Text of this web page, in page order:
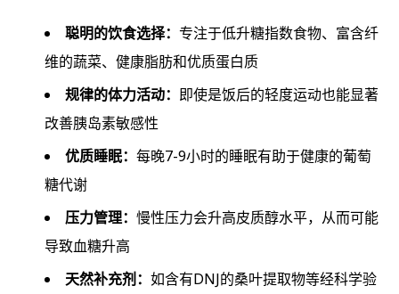
聪明的饮食选择： 专注于低升糖指数食物、富含纤
维的蔬菜、健康脂肪和优质蛋白质
规律的体力活动： 即使是饭后的轻度运动也能显著
改善胰岛素敏感性
优质睡眠： 每晚7-9小时的睡眠有助于健康的葡萄
糖代谢
压力管理： 慢性压力会升高皮质醇水平，从而可能
导致血糖升高
天然补充剂： 如含有DNJ的桑叶提取物等经科学验